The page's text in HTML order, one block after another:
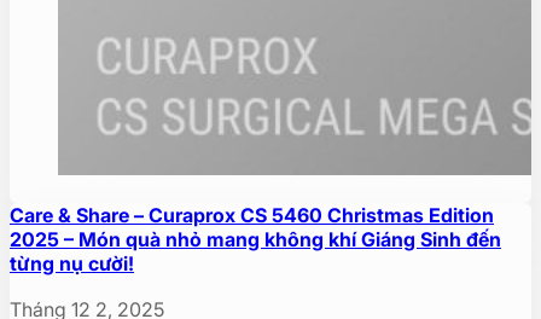
Care & Share – Curaprox CS 5460 Christmas Edition
2025 – Món quà nhỏ mang không khí Giáng Sinh đến
từng nụ cười!
Tháng 12 2, 2025